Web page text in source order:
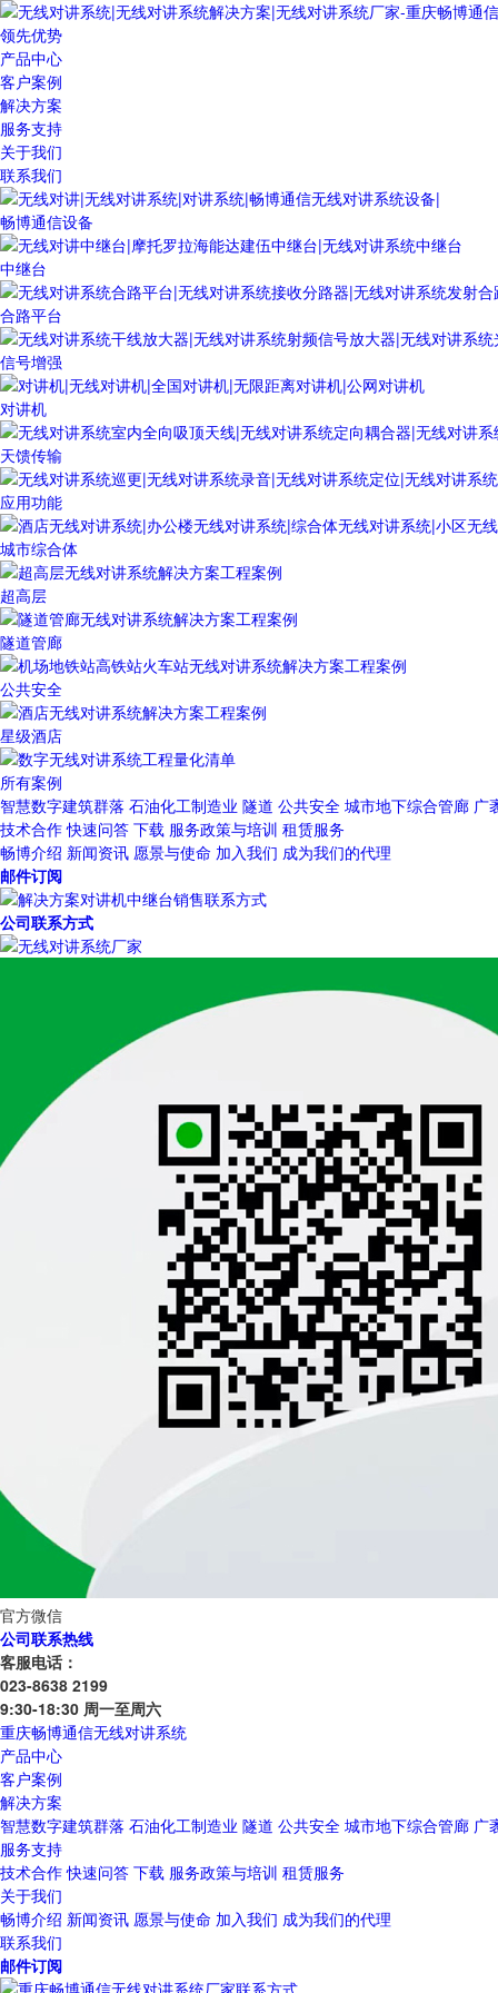
领先优势
产品中心
客户案例
解决方案
服务支持
关于我们
联系我们
畅博通信设备
中继台
合路平台
信号增强
对讲机
天馈传输
应用功能
城市综合体
超高层
隧道管廊
公共安全
星级酒店
所有案例
智慧数字建筑群落 石油化工制造业 隧道 公共安全 城市地下综合管廊 广
技术合作 快速问答 下载 服务政策与培训 租赁服务
畅博介绍 新闻资讯 愿景与使命 加入我们 成为我们的代理
邮件订阅
公司联系方式
官方微信
公司联系热线
客服电话：
023-8638 2199
9:30-18:30 周一至周六
重庆畅博通信无线对讲系统
产品中心
客户案例
解决方案
智慧数字建筑群落 石油化工制造业 隧道 公共安全 城市地下综合管廊 广
服务支持
技术合作 快速问答 下载 服务政策与培训 租赁服务
关于我们
畅博介绍 新闻资讯 愿景与使命 加入我们 成为我们的代理
联系我们
邮件订阅